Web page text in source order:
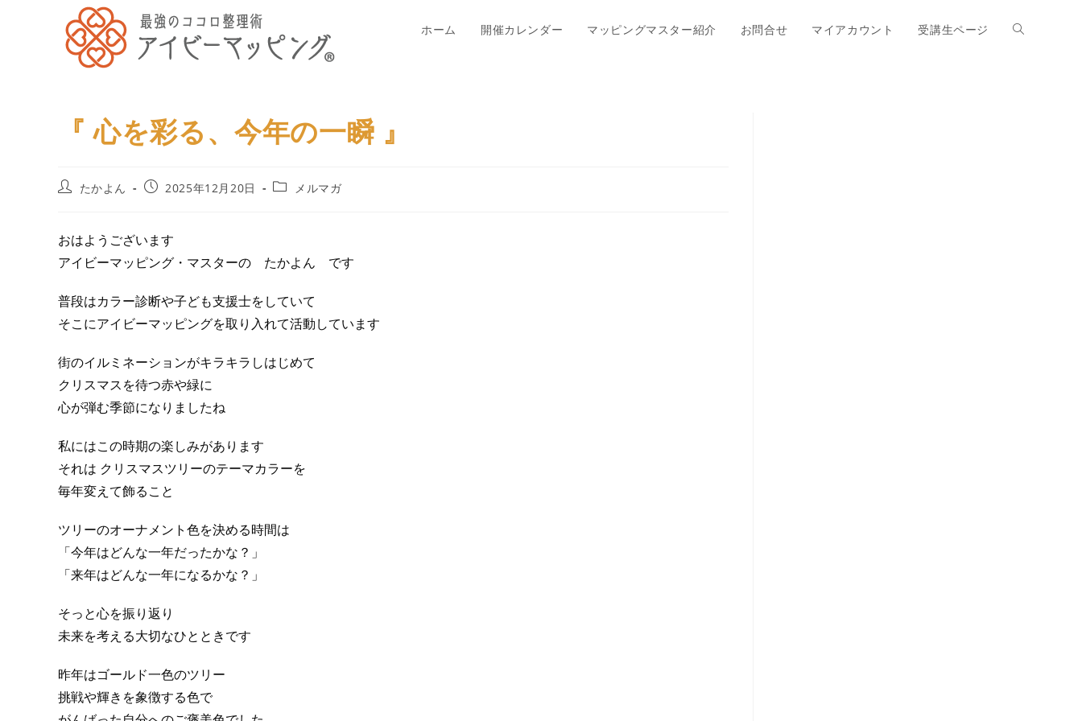
ホーム 開催カレンダー マッピングマスター紹介 お問合せ マイアカウント 受講生ページ
『 心を彩る、今年の一瞬 』
たかよん 2025年12月20日 メルマガ
おはようございます
アイビーマッピング・マスターの たかよん です
普段はカラー診断や子ども支援士をしていて
そこにアイビーマッピングを取り入れて活動しています
街のイルミネーションがキラキラしはじめて
クリスマスを待つ赤や緑に
心が弾む季節になりましたね
私にはこの時期の楽しみがあります
それは クリスマスツリーのテーマカラーを
毎年変えて飾ること
ツリーのオーナメント色を決める時間は
「今年はどんな一年だったかな？」
「来年はどんな一年になるかな？」
そっと心を振り返り
未来を考える大切なひとときです
昨年はゴールド一色のツリー
挑戦や輝きを象徴する色で